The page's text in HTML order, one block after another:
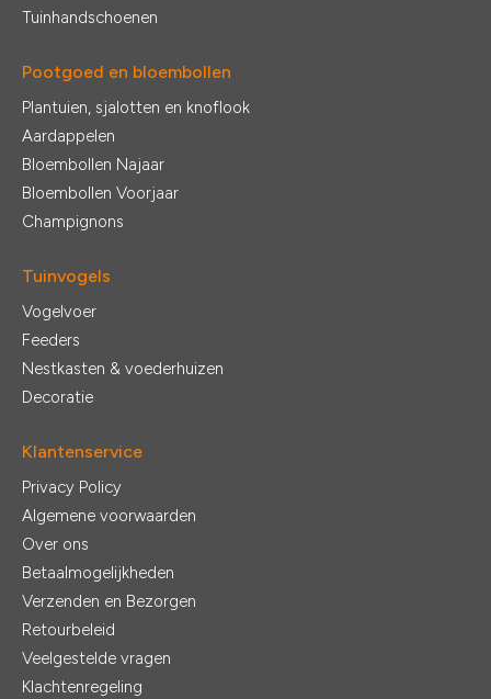
Tuinhandschoenen
Pootgoed en bloembollen
Plantuien, sjalotten en knoflook
Aardappelen
Bloembollen Najaar
Bloembollen Voorjaar
Champignons
Tuinvogels
Vogelvoer
Feeders
Nestkasten & voederhuizen
Decoratie
Klantenservice
Privacy Policy
Algemene voorwaarden
Over ons
Betaalmogelijkheden
Verzenden en Bezorgen
Retourbeleid
Veelgestelde vragen
Klachtenregeling